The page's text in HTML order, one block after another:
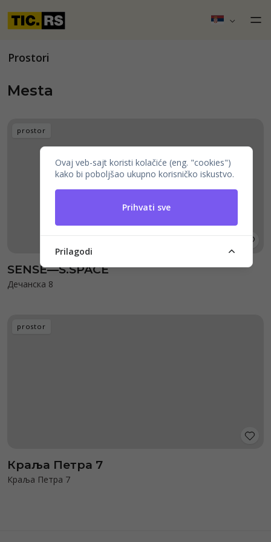
Prostori
Mesta
prostor
SENSE—S.SPACE
Дечанска 8
prostor
Краља Петра 7
Краља Петра 7
Ovaj veb-sajt koristi kolačiće (eng. "cookies")
kako bi poboljšao ukupno korisničko iskustvo.
Prihvati sve
Prilagodi